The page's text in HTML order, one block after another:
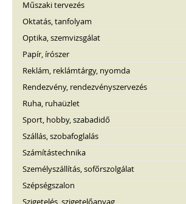
Műszaki tervezés
Oktatás, tanfolyam
Optika, szemvizsgálat
Papír, írószer
Reklám, reklámtárgy, nyomda
Rendezvény, rendezvényszervezés
Ruha, ruhaüzlet
Sport, hobby, szabadidő
Szállás, szobafoglalás
Számítástechnika
Személyszállítás, sofőrszolgálat
Szépségszalon
Szigetelés, szigetelőanyag